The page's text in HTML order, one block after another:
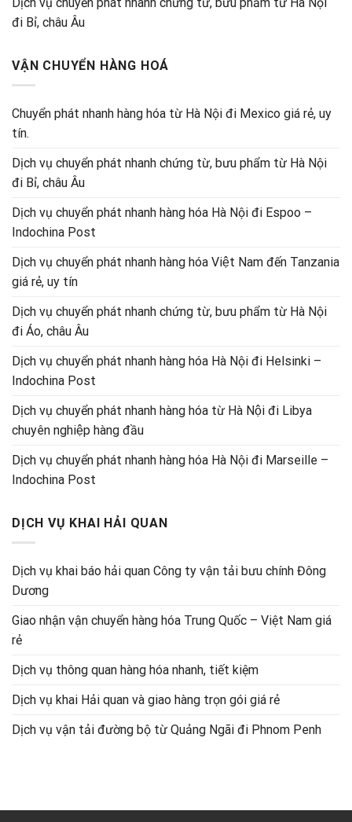
Dịch vụ chuyển phát nhanh chứng từ, bưu phẩm từ Hà Nội
đi Bỉ, châu Âu
VẬN CHUYỂN HÀNG HOÁ
Chuyển phát nhanh hàng hóa từ Hà Nội đi Mexico giá rẻ, uy
tín.
Dịch vụ chuyển phát nhanh chứng từ, bưu phẩm từ Hà Nội
đi Bỉ, châu Âu
Dịch vụ chuyển phát nhanh hàng hóa Hà Nội đi Espoo –
Indochina Post
Dịch vụ chuyển phát nhanh hàng hóa Việt Nam đến Tanzania
giá rẻ, uy tín
Dịch vụ chuyển phát nhanh chứng từ, bưu phẩm từ Hà Nội
đi Áo, châu Âu
Dịch vụ chuyển phát nhanh hàng hóa Hà Nội đi Helsinki –
Indochina Post
Dịch vụ chuyển phát nhanh hàng hóa từ Hà Nội đi Libya
chuyên nghiệp hàng đầu
Dịch vụ chuyển phát nhanh hàng hóa Hà Nội đi Marseille –
Indochina Post
DỊCH VỤ KHAI HẢI QUAN
Dịch vụ khai báo hải quan Công ty vận tải bưu chính Đông
Dương
Giao nhận vận chuyển hàng hóa Trung Quốc – Việt Nam giá
rẻ
Dịch vụ thông quan hàng hóa nhanh, tiết kiệm
Dịch vụ khai Hải quan và giao hàng trọn gói giá rẻ
Dịch vụ vận tải đường bộ từ Quảng Ngãi đi Phnom Penh